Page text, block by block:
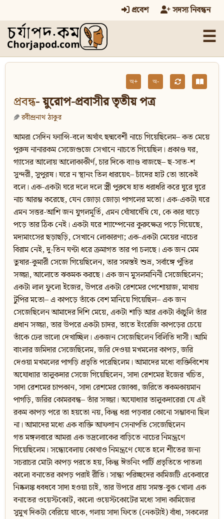
প্রবেশ সদস্য নিবন্ধন
☰
অ+ অ-
প্রবন্ধ- য়ুরোপ-প্রবাসীর তৃতীয় পত্র
রবীন্দ্রনাথ ঠাকুর
আমরা সেদিন ফ্যান্সি-বলে অর্থাৎ ছদ্মবেশী নাচে গিয়েছিলেম– কত মেয়ে
পুরুষ নানারকম সেজেগুজে সেখানে নাচতে গিয়েছিল। প্রকাণ্ড ঘর,
গ্যাসের আলোয় আলোকাকীর্ণ, চার দিকে ব্যাণ্ড বাজছে– ছ-সাত-শ
সুন্দরী, সুপুরষ। ঘরে ন স্থানং তিল ধারয়েৎ– চাঁদের হাট তো তাকেই
বলে। এক-একটা ঘরে দলে দলে স্ত্রী পুরুষে হাত ধরাধরি করে ঘুরে ঘুরে
নাচ আরম্ভ করেছে, যেন জোড়া জোড়া পাগলের মতো। এক-একটা ঘরে
এমন সত্তর-আশি জন যুগলমূর্তি, এমন ঘোঁষাঘেঁষি যে, কে কার ঘাড়ে
পড়ে তার ঠিক নেই। একটা ঘরে শ্যাম্পেনের কুরুক্ষেত্র পড়ে গিয়েছে,
মদ্যমাংসের ছড়াছড়ি, সেখানে লোকারণ্য; এক-একটা মেয়ের নাচের
বিরাম নেই, দু-তিন ঘণ্টা ধরে ক্রমাগত তার পা চলছে। এক জন মেম
তুষার-কুমারী সেজে গিয়েছিলেন, তার সমস্তই শুভ্র, সর্বাঙ্গে পুঁতির
সজ্জা, আলোতে ঝকমক করছে। এক জন মুসলমানিনী সেজেছিলেন;
একটা লাল ফুলো ইজের, উপরে একটা রেশমের পেশোয়াজ, মাথায়
টুপির মতো– এ কাপড়ে তাঁকে বেশ মানিয়ে গিয়েছিল– এক জন
সেজেছিলেন আমাদের দিশি মেয়ে, একটা শাড়ি আর একটা কাঁচুলি তাঁর
প্রধান সজ্জা, তার উপরে একটা চাদর, তাতে ইংরেজি কাপড়ের চেয়ে
তাঁকে ঢের ভালো দেখাচ্ছিল। একজন সেজেছিলেন বিলিতি দাসী। আমি
বাংলার জমিদার সেজেছিলেম, জরি দেওয়া মখমলের কাপড়, জরি
দেওয়া মখমলের পাগড়ি প্রভৃতি পরেছিলেম। আমাদের মধ্যে ব্যক্তিবিশেষ
অযোধ্যার তালুকদার সেজে গিয়েছিলেন, সাদা রেশমের ইজের খচিত,
সাদা রেশমের চাপকান, সাদা রেশমের জোব্বা, জরিতে ঝকমকায়মান
পাগড়ি, জরির কোমরবন্ধ– তাঁর সজ্জা। অযোধ্যার তালুকদারেরা যে এই
রকম কাপড় পরে তা হয়তো নয়, কিন্তু ধরা পড়বার কোনো সম্ভাবনা ছিল
না। আমাদের মধ্যে এক ব্যক্তি আফগান সেনাপতি সেজেছিলেন
গত মঙ্গলবারে আমরা এক ভদ্রলোকের বাড়িতে নাচের নিমন্ত্রণে
গিয়েছিলেম। সন্ধ্যেবেলায় কোথাও নিমন্ত্রণে যেতে হলে শীতের জন্য
সচরাচর মোটা কাপড় পরতে হয়, কিন্তু ঈভনিং পার্টি প্রভৃতিতে পাতলা
কালো বনাতের কাপড় পরাই রীতি। সান্ধ্য পরিচ্ছদের কামিজটি একেবারে
নিষ্কলঙ্ক ধবধবে সাদা হওয়া চাই, তার উপরে প্রায় সমস্ত-বুক খোলা এক
বনাতের ওয়েস্টকোট, কালো ওয়েস্টকোটের মধ্যে সাদা কামিজের
সুমুখ দিকটা বেরিয়ে থাকে, গলায় সাদা ফিতে (নেকটাই) বাঁধা, সকলের